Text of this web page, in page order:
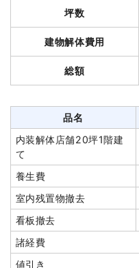
総額
軽量鉄骨造店舗12坪1階建
木造住宅12坪2階建て
木造住宅15坪2階建て
CB造小屋11坪1階建て
養生費
ブロック塀撤去
品名
鉄骨造倉庫12坪1階建て
養生費
値引き
小計
消費税
合計金額
坪数
建物解体費用
総額
品名
内装解体店舗20坪1階建
て
養生費
室内残置物撤去
看板撤去
諸経費
値引き